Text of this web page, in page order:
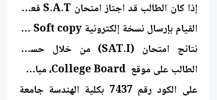
إذا كان الطالب قد اجتاز امتحان S.A.T فعليه
القيام بإرسال نسخة إلكترونية Soft copy من
نتائج امتحان (SAT.I) من خلال حساب
الطالب على موقع College Board، مباشرة
على الكود رقم 7437 بكلية الهندسة جامعة